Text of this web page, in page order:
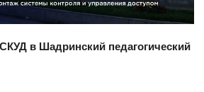
в Шадринский педагогический